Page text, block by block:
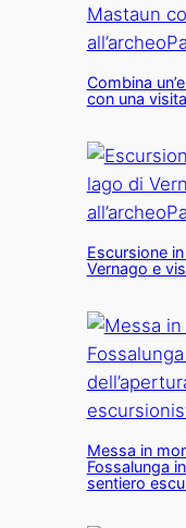
Combina
con una
Escursione
Vernago e
Messa in
Fossalunga
sentiero